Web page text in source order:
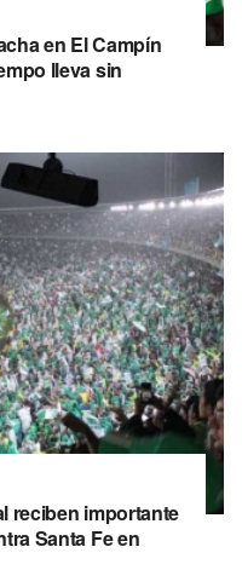
en El Campín
lleva sin
reciben importante
Santa Fe en